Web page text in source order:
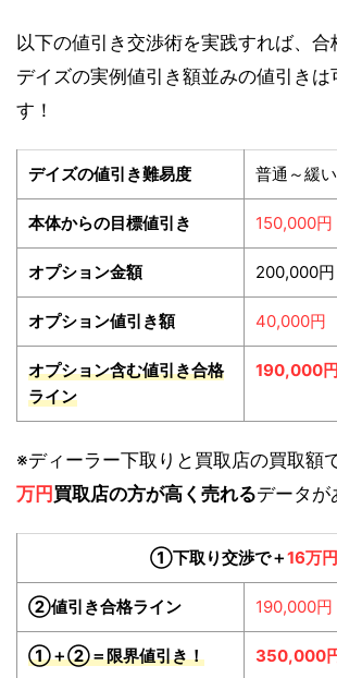
以下の値引き交渉術を実践すれば、合
デイズの実例値引き額並みの値引きは
す！
デイズの値引き難易度 普通～緩い
本体からの目標値引き 150,000円
オプション金額 200,000円
オプション値引き額 40,000円
オプション含む値引き合格
ライン
190,000円
※ディーラー下取りと買取店の買取額
万円 買取店の方が高く売れるデータが
①下取り交渉で＋16万円
②値引き合格ライン 190,000円
①＋②＝限界値引き！ 350,000